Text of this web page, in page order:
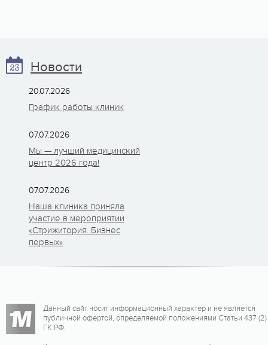
Новости
20.07.2026
График работы клиник
07.07.2026
Мы — лучший медицинский
центр 2026 года!
07.07.2026
Наша клиника приняла
участие в мероприятии
«Стрижитория. Бизнес
первых»
Данный сайт носит информационный характер и не является
публичной офертой, определяемой положениями Статьи 437 (2)
ГК РФ.